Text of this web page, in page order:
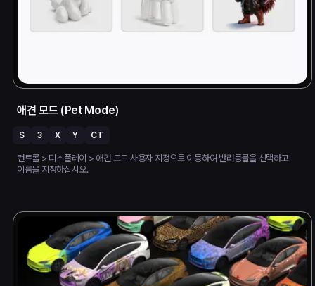
애견 모드 (Pet Mode)
S 3 X Y CT
컨트롤 > 디스플레이 > 애견 모드 사용자 지정으로 이동하여 반려동물을 선택하고
이름을 지정하십시오.